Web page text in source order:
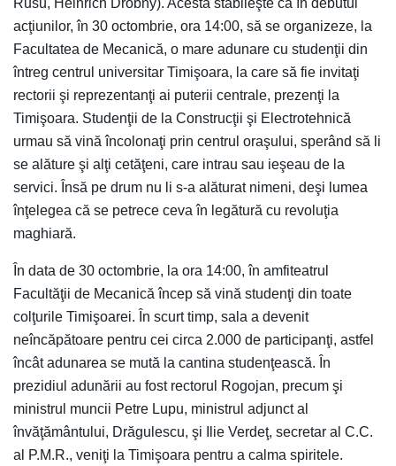
acţiunilor, în 30 octombrie, ora 14:00, să se organizeze, la
Facultatea de Mecanică, o mare adunare cu studenţii din
întreg centrul universitar Timişoara, la care să fie invitaţi
rectorii şi reprezentanţi ai puterii centrale, prezenţi la
Timişoara. Studenţii de la Construcţii şi Electrotehnică
urmau să vină încolonaţi prin centrul oraşului, sperând să li
se alăture şi alţi cetăţeni, care intrau sau ieşeau de la
servici. Însă pe drum nu li s-a alăturat nimeni, deşi lumea
înţelegea că se petrece ceva în legătură cu revoluţia
maghiară.
În data de 30 octombrie, la ora 14:00, în amfiteatrul
Facultăţii de Mecanică încep să vină studenţi din toate
colţurile Timişoarei. În scurt timp, sala a devenit
neîncăpătoare pentru cei circa 2.000 de participanţi, astfel
încât adunarea se mută la cantina studenţească. În
prezidiul adunării au fost rectorul Rogojan, precum şi
ministrul muncii Petre Lupu, ministrul adjunct al
învăţământului, Drăgulescu, şi Ilie Verdeţ, secretar al C.C.
al P.M.R., veniţi la Timişoara pentru a calma spiritele.